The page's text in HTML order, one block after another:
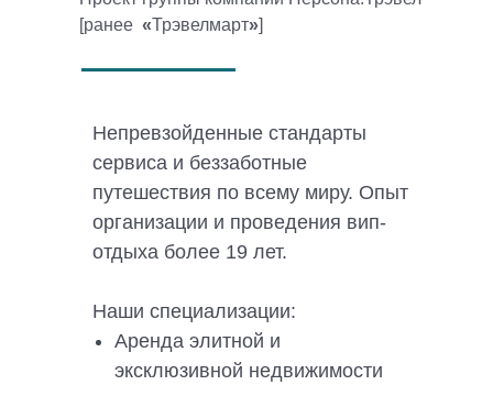
[ранее «Трэвелмарт»]
Непревзойденные стандарты
сервиса и беззаботные
путешествия по всему миру. Опыт
организации и проведения вип-
отдыха более 19 лет.
Наши специализации:
Аренда элитной и
эксклюзивной недвижимости